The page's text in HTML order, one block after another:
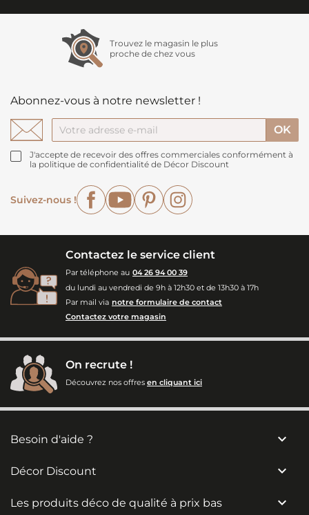
Trouvez le magasin le plus
proche de chez vous
Abonnez-vous à notre newsletter !
J'accepte de recevoir des offres commerciales conformément à
la politique de confidentialité de Décor Discount
Suivez-nous !
FacebookYouTubePinterest
Contactez le service client
Par téléphone au 04 26 94 00 39
du lundi au vendredi de 9h à 12h30 et de 13h30 à 17h
Par mail via notre formulaire de contact
Contactez votre magasin
On recrute !
Découvrez nos offres en cliquant ici
Besoin d'aide ? 
Décor Discount 
Les produits déco de qualité à prix bas 